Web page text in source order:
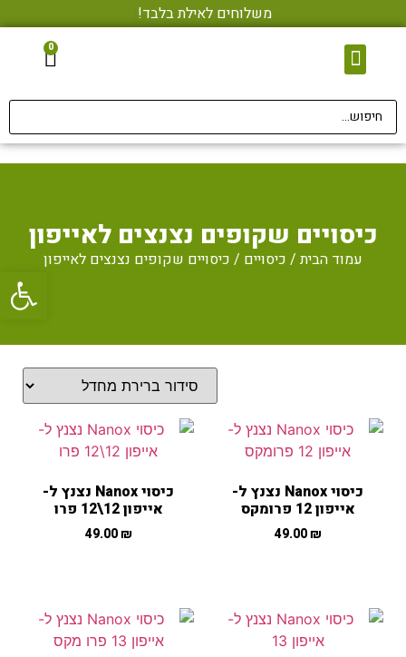
פתח
משלוחים לאילת בלבד!
0
כיסויים שקופים נצנצים לאייפון
עמוד הבית/ כיסויים / כיסויים שקופים נצנצים לאייפון
כיסוי Nanox נצנץ ל-
אייפון 12 פרומקס
49.00₪
כיסוי Nanox נצנץ ל-
אייפון 12\12 פרו
49.00₪